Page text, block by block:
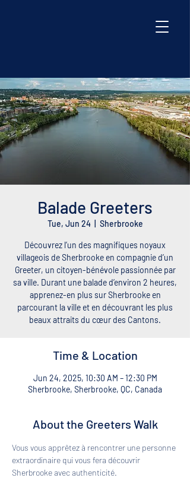
Balade Greeters
Tue, Jun 24
  |
Sherbrooke
Découvrez l’un des magnifiques noyaux
villageois de Sherbrooke en compagnie d’un
Greeter, un citoyen-bénévole passionnée par
sa ville. Durant une balade d’environ 2 heures,
apprenez-en plus sur Sherbrooke en
parcourant la ville et en découvrant les plus
beaux attraits du cœur des Cantons.
Time & Location
Jun 24, 2025, 10:30 AM – 12:30 PM
Sherbrooke, Sherbrooke, QC, Canada
About the Greeters Walk
Vous vous apprêtez à rencontrer une personne
extraordinaire qui vous fera découvrir
Sherbrooke avec authenticité.